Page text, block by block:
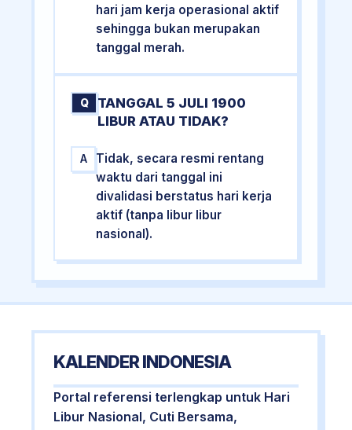
hari jam kerja operasional aktif
sehingga bukan merupakan
tanggal merah.
Q
TANGGAL 5 JULI 1900
LIBUR ATAU TIDAK?
A
Tidak, secara resmi rentang
waktu dari tanggal ini
divalidasi berstatus hari kerja
aktif (tanpa libur libur
nasional).
KALENDER INDONESIA
Portal referensi terlengkap untuk Hari
Libur Nasional, Cuti Bersama,